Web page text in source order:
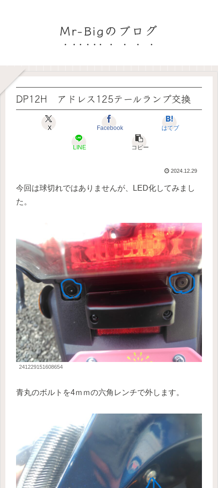
Mr-Bigのブログ
DP12H アドレス125テールランプ交換
X Facebook はてブ
LINE コピー
2024.12.29
今回は球切れではありませんが、LED化してみまし
た。
241229151608654
青丸のボルトを4ｍｍの六角レンチで外します。